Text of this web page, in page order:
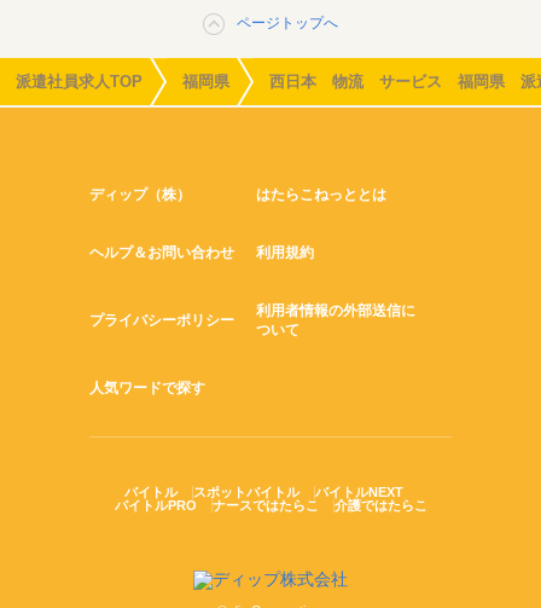
ページトップへ
派遣社員求人TOP 福岡県 西日本 物流 サービス 福岡県 派
ディップ（株） はたらこねっととは
ヘルプ＆お問い合わせ 利用規約
プライバシーポリシー
利用者情報の外部送信に
ついて
人気ワードで探す
バイトル スポットバイトル
バイトルNEXT
バイトルPRO
ナースではたらこ 介護ではたらこ